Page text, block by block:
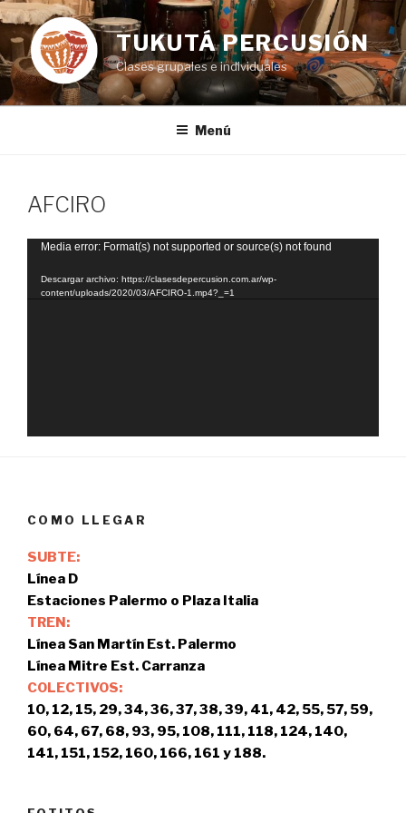
Ir
contenido
TUKUTÁ PERCUSIÓN
Clases grupales e individuales
Menú
AFCIRO
Reproductor
vídeo
Media error: Format(s) not supported or source(s) not found
Descargar archivo: https://clasesdepercusion.com.ar/wp-
content/uploads/2020/03/AFCIRO-1.mp4?_=1
COMO LLEGAR
SUBTE:
Línea D
Estaciones Palermo o Plaza Italia
TREN:
Línea San Martín Est. Palermo
Línea Mitre Est. Carranza
COLECTIVOS:
10, 12, 15, 29, 34, 36, 37, 38, 39, 41, 42, 55, 57, 59,
60, 64, 67, 68, 93, 95, 108, 111, 118, 124, 140,
141, 151, 152, 160, 166, 161 y 188.